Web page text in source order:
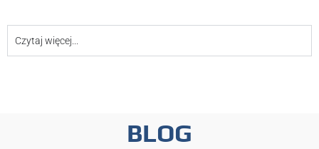
Czytaj więcej...
BLOG